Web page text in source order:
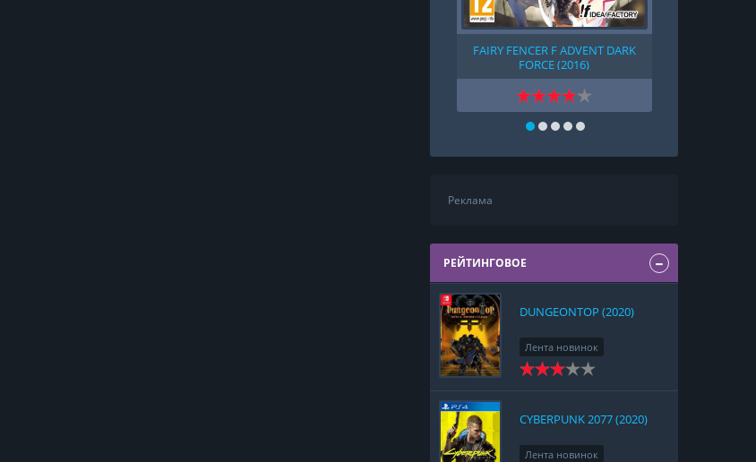
FAIRY FENCER F ADVENT DARK
FORCE (2016)
Реклама
РЕЙТИНГОВОЕ
DUNGEONTOP (2020)
Лента новинок
Nintendo Switch
CYBERPUNK 2077 (2020)
Лента новинок